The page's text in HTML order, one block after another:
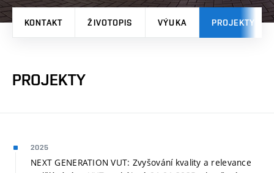
KONTAKT ŽIVOTOPIS VÝUKA PROJEKTY
PROJEKTY
2025
NEXT GENERATION VUT: Zvyšování kvality a relevance